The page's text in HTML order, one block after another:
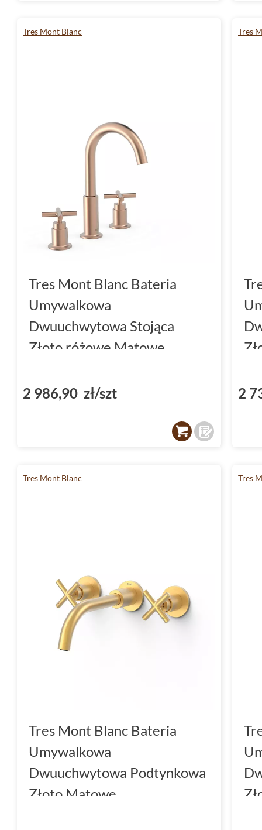
Tres Mont Blanc
Tres Mont Blanc Bateria
Umywalkowa
Dwuuchwytowa Stojąca
Złoto różowe Matowe
2 986,90 zł/szt
Tres
2
Tres Mont Blanc
Tres Mont Blanc Bateria
Umywalkowa
Dwuuchwytowa Podtynkowa
Złoto Matowe
Tres